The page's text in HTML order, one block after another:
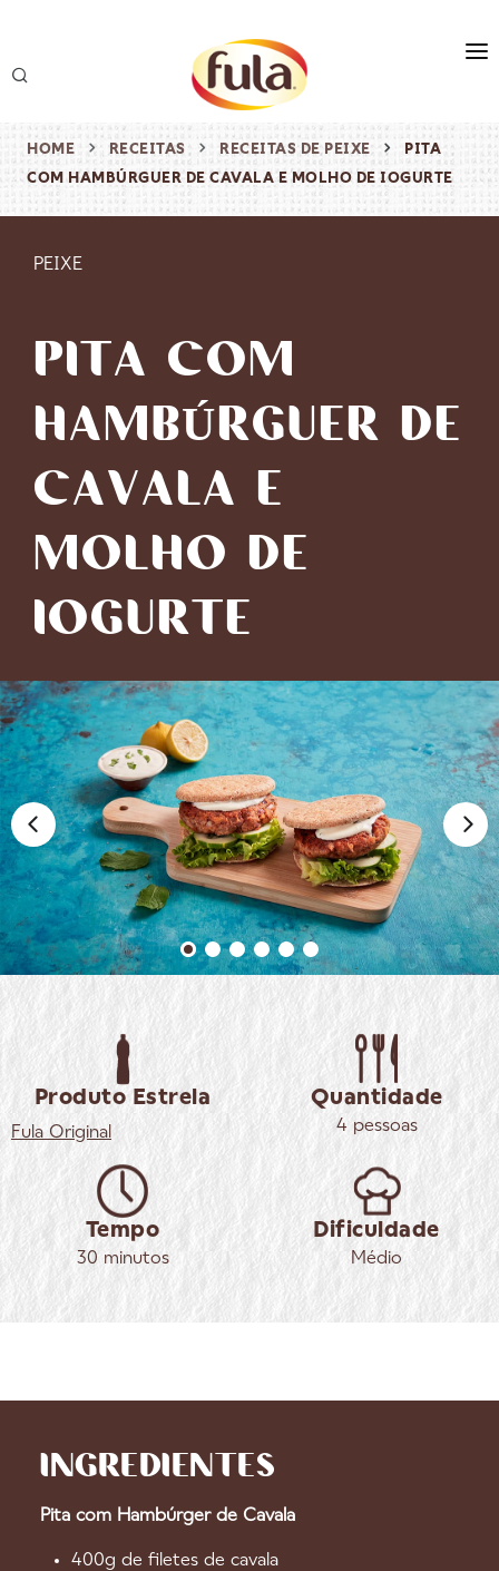
produtos
receitas
HOME RECEITAS RECEITAS DE PEIXE
PITA
COM HAMBÚRGUER DE CAVALA E MOLHO DE IOGURTE
PEIXE
PITA COM
HAMBÚRGUER DE
CAVALA E
MOLHO DE
IOGURTE
Produto Estrela
Fula Original
Quantidade
4 pessoas
Tempo
30 minutos
Dificuldade
Médio
INGREDIENTES
Pita com Hambúrger de Cavala
400g de filetes de cavala